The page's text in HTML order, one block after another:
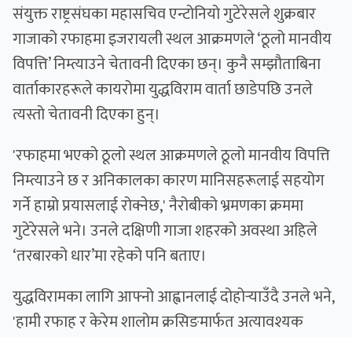
संयुक्त राष्ट्रसंघका महासचिव एन्टोनियो गुटेरेसले शुक्रबार
गाजाको रफाहमा इजरायली स्थल आक्रमणले ‘ठूलो मानवीय
विपत्ति’ निम्त्याउने चेतावनी दिएका छन्। कुनै सम्झौताबिना
वार्ताकारहरूले कायरोमा युद्धविराम वार्ता छाडेपछि उनले
त्यस्तो चेतावनी दिएका हुन्।
'रफाहमा भएको ठूलो स्थल आक्रमणले ठूलो मानवीय विपत्ति
निम्त्याउने छ र अनिकालका कारण मानिसहरूलाई सहयोग
गर्ने हाम्रो प्रयासलाई रोक्नेछ,' नैरोबीको भ्रमणका क्रममा
गुटेरेसले भने। उनले दक्षिणी गाजा शहरको अवस्था अहिले
‘तरबारको धार’मा रहेको पनि बताए।
युद्धविरामका लागि आफ्नो आह्वानलाई दोहोर्‍याउँदै उनले भने,
'हामी रफाह र केरेम शालोम क्रसिङमार्फत अत्यावश्यक